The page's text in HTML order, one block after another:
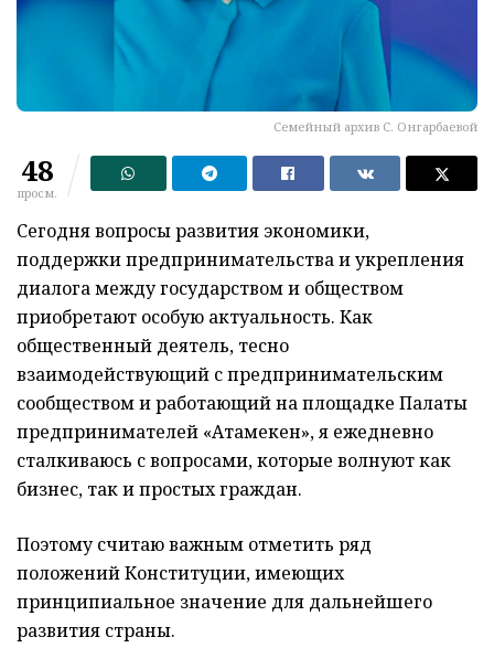
Семейный архив С. Онгарбаевой
48
просм.
Сегодня вопросы развития экономики,
поддержки предпринимательства и укрепления
диалога между государством и обществом
приобретают особую актуальность. Как
общественный деятель, тесно
взаимодействующий с предпринимательским
сообществом и работающий на площадке Палаты
предпринимателей «Атамекен», я ежедневно
сталкиваюсь с вопросами, которые волнуют как
бизнес, так и простых граждан.
Поэтому считаю важным отметить ряд
положений Конституции, имеющих
принципиальное значение для дальнейшего
развития страны.